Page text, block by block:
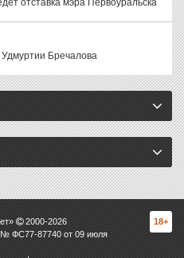
отставка мэра Первоуральска
Удмуртии Бречалова
2000-2026
ФС77-87740 от 09 июля
18+